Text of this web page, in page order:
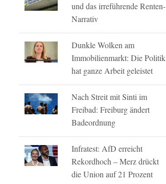
und das irreführende Renten-
Narrativ
Dunkle Wolken am
Immobilienmarkt: Die Politik
hat ganze Arbeit geleistet
Nach Streit mit Sinti im
Freibad: Freiburg ändert
Badeordnung
Infratest: AfD erreicht
Rekordhoch – Merz drückt
die Union auf 21 Prozent